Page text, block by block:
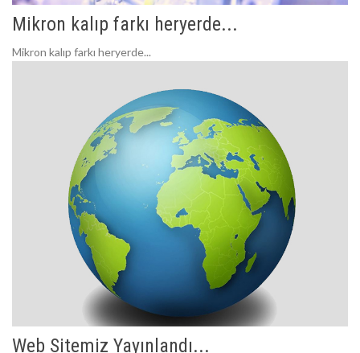
Mikron kalıp farkı heryerde...
Mikron kalıp farkı heryerde...
Web Sitemiz Yayınlandı...